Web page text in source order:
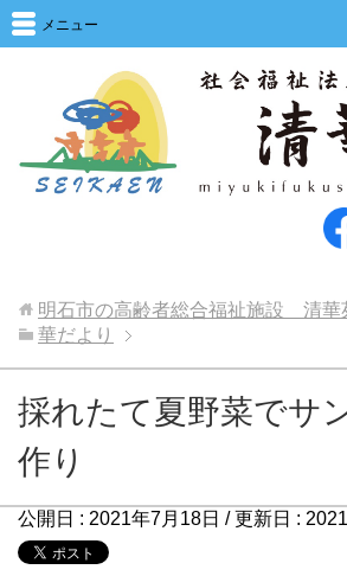
メニュー
明石市の高齢者総合福祉施設 清華
華だより
採れたて夏野菜でサ
作り
公開日 : 2021年7月18日 / 更新日 :